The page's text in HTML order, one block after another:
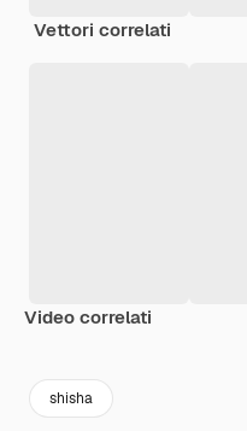
Vettori correlati
Video correlati
shisha